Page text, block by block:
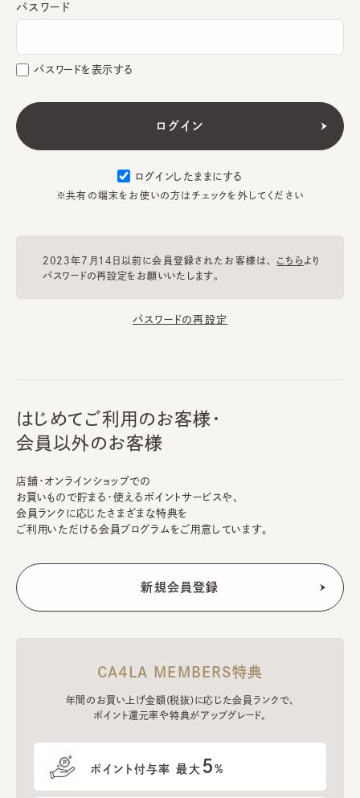
パスワード
パスワードを表示する
ログインしたままにする
※共有の端末をお使いの方はチェックを外してください
2023年7月14日以前に会員登録されたお客様は、 こちらより
パスワードの再設定をお願いいたします。
パスワードの再設定
はじめてご利用のお客様・
会員以外のお客様
店舗・オンラインショップでの
お買いもので貯まる・使えるポイントサービスや、
会員ランクに応じたさまざまな特典を
ご利用いただける会員プログラムをご用意しています。
CA4LA MEMBERS特典
年間のお買い上げ金額(税抜)に応じた会員ランクで、
ポイント還元率や特典がアップグレード。
ポイント付与率 最大 5%